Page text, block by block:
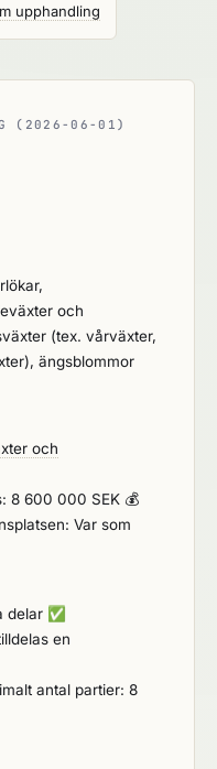
upphandling
(2026-06-01)
och
(tex. vårväxter,
ängsblommor
och
8 600 000 SEK 💰
Var som
delar ✅
en
antal partier: 8